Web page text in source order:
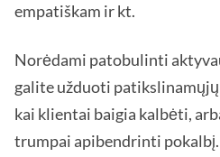
empatiškam ir kt.
Norėdami patobulinti
galite užduoti
kai klientai baigia kalbėti,
trumpai apibendrinti